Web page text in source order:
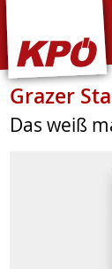
Grazer
Das weiß